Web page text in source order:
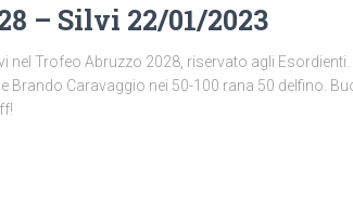
– Silvi 22/01/2023
nel Trofeo Abruzzo 2028, riservato agli
Brando Caravaggio nei 50-100 rana 50 delfino.